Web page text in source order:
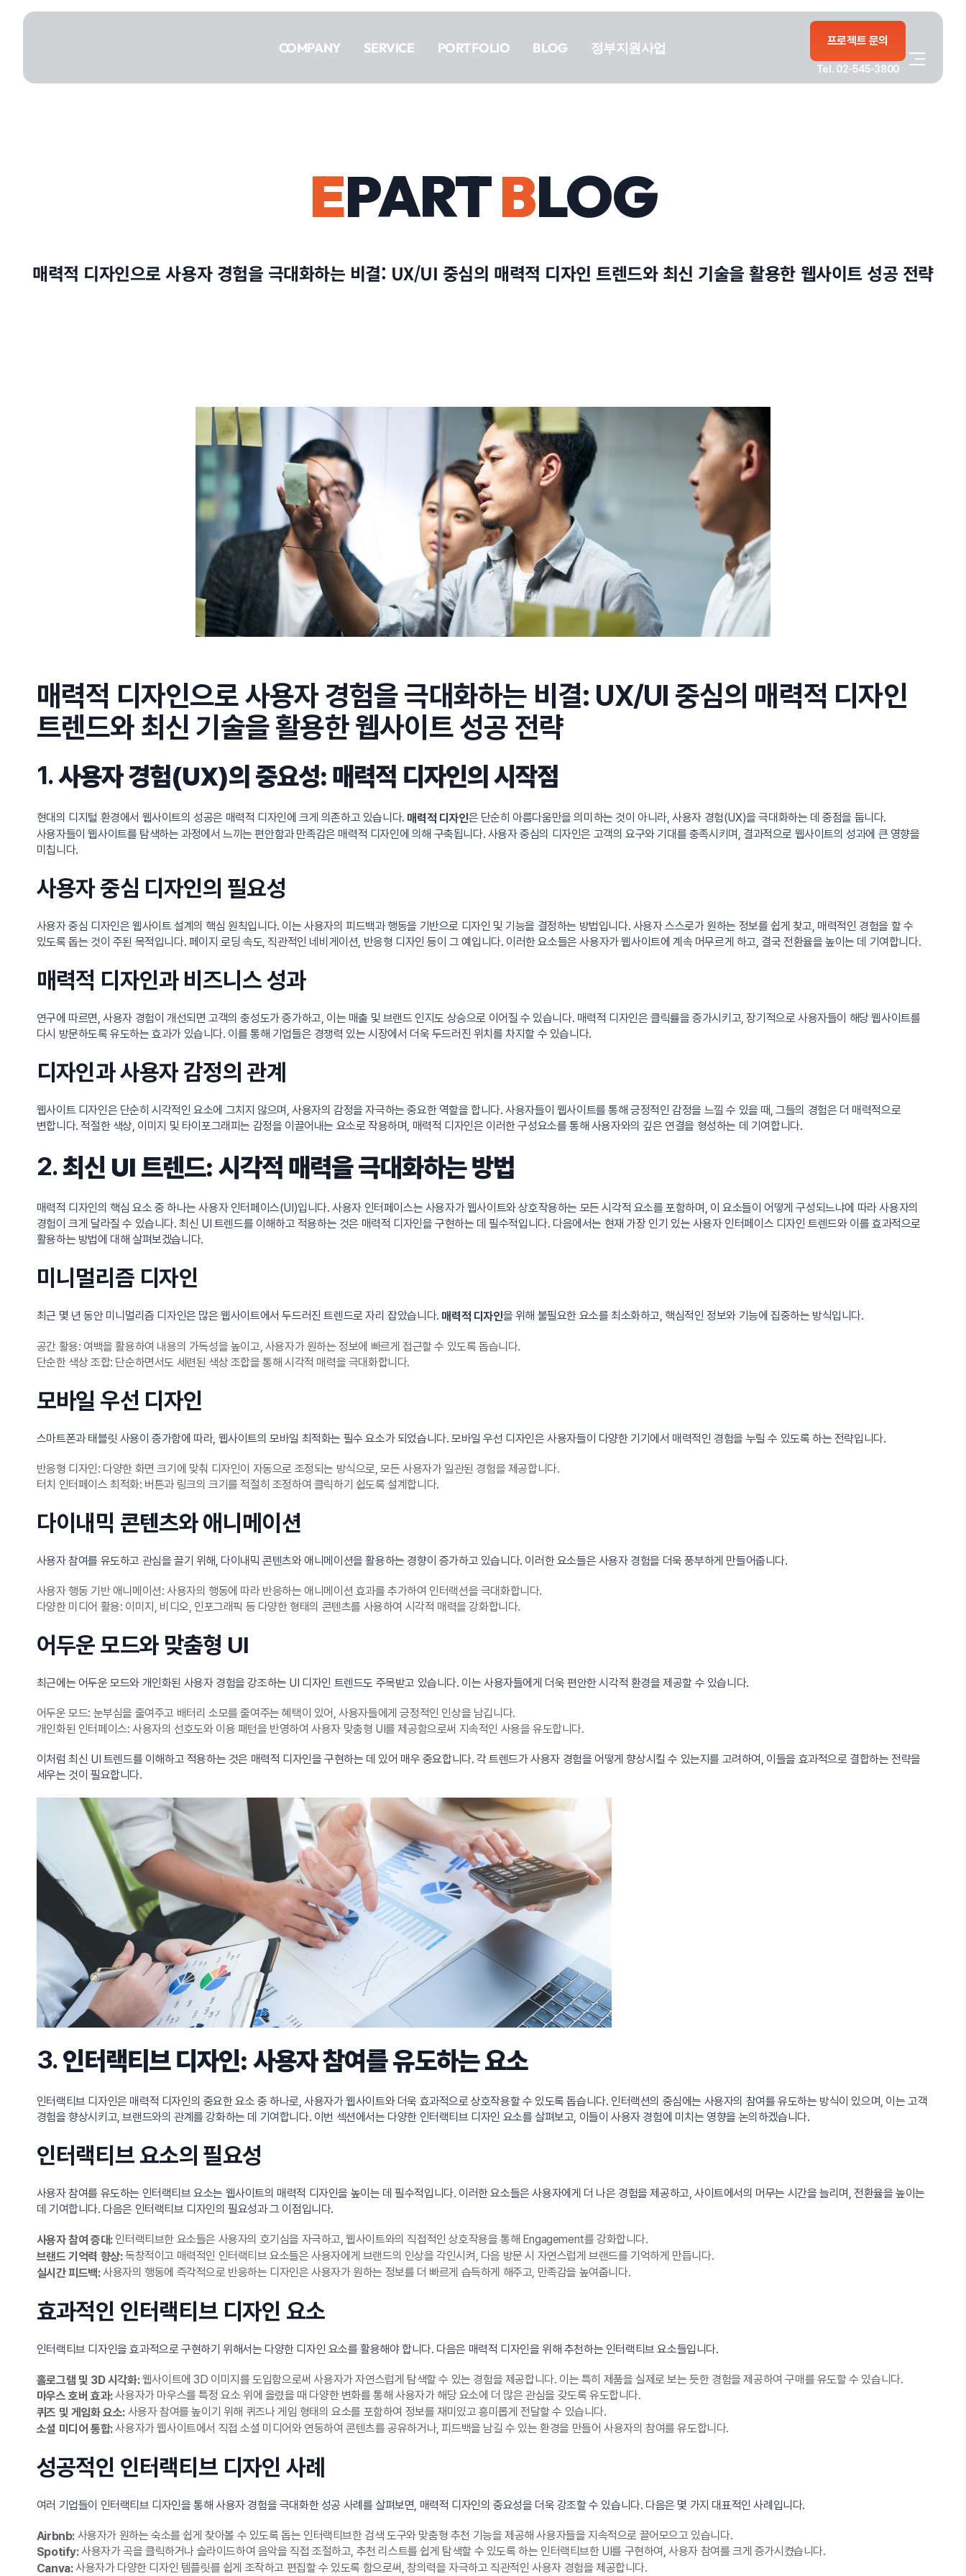
건너뛰기
COMPANY SERVICE PORTFOLIO BLOG 정부지원사업 프로젝트 문의
Tel. 02-545-3800
PORTFOLIO
정부지원사업
EPARTBLOG
매력적 디자인으로 사용자 경험을 극대화하는 비결: UX/UI 중심의 매력적 디자인 트렌드와 최신 기술을 활용한 웹사이트 성공 전략
매력적 디자인으로 사용자 경험을 극대화하는 비결: UX/UI 중심의 매력적 디자인
트렌드와 최신 기술을 활용한 웹사이트 성공 전략
1.사용자 경험(UX)의 중요성: 매력적 디자인의 시작점
현대의 디지털 환경에서 웹사이트의 성공은 매력적 디자인에 크게 의존하고 있습니다. 매력적 디자인은 단순히 아름다움만을 의미하는 것이 아니라, 사용자 경험(UX)을 극대화하는 데 중점을 둡니다.
사용자들이 웹사이트를 탐색하는 과정에서 느끼는 편안함과 만족감은 매력적 디자인에 의해 구축됩니다. 사용자 중심의 디자인은 고객의 요구와 기대를 충족시키며, 결과적으로 웹사이트의 성과에 큰 영향을
미칩니다.
사용자 중심 디자인의 필요성
사용자 중심 디자인은 웹사이트 설계의 핵심 원칙입니다. 이는 사용자의 피드백과 행동을 기반으로 디자인 및 기능을 결정하는 방법입니다. 사용자 스스로가 원하는 정보를 쉽게 찾고, 매력적인 경험을 할 수
있도록 돕는 것이 주된 목적입니다. 페이지 로딩 속도, 직관적인 네비게이션, 반응형 디자인 등이 그 예입니다. 이러한 요소들은 사용자가 웹사이트에 계속 머무르게 하고, 결국 전환율을 높이는 데 기여합니다.
매력적 디자인과 비즈니스 성과
연구에 따르면, 사용자 경험이 개선되면 고객의 충성도가 증가하고, 이는 매출 및 브랜드 인지도 상승으로 이어질 수 있습니다. 매력적 디자인은 클릭률을 증가시키고, 장기적으로 사용자들이 해당 웹사이트를
다시 방문하도록 유도하는 효과가 있습니다. 이를 통해 기업들은 경쟁력 있는 시장에서 더욱 두드러진 위치를 차지할 수 있습니다.
디자인과 사용자 감정의 관계
웹사이트 디자인은 단순히 시각적인 요소에 그치지 않으며, 사용자의 감정을 자극하는 중요한 역할을 합니다. 사용자들이 웹사이트를 통해 긍정적인 감정을 느낄 수 있을 때, 그들의 경험은 더 매력적으로
변합니다. 적절한 색상, 이미지 및 타이포그래피는 감정을 이끌어내는 요소로 작용하며, 매력적 디자인은 이러한 구성요소를 통해 사용자와의 깊은 연결을 형성하는 데 기여합니다.
2.최신 UI 트렌드: 시각적 매력을 극대화하는 방법
매력적 디자인의 핵심 요소 중 하나는 사용자 인터페이스(UI)입니다. 사용자 인터페이스는 사용자가 웹사이트와 상호작용하는 모든 시각적 요소를 포함하며, 이 요소들이 어떻게 구성되느냐에 따라 사용자의
경험이 크게 달라질 수 있습니다. 최신 UI 트렌드를 이해하고 적용하는 것은 매력적 디자인을 구현하는 데 필수적입니다. 다음에서는 현재 가장 인기 있는 사용자 인터페이스 디자인 트렌드와 이를 효과적으로
활용하는 방법에 대해 살펴보겠습니다.
미니멀리즘 디자인
최근 몇 년 동안 미니멀리즘 디자인은 많은 웹사이트에서 두드러진 트렌드로 자리 잡았습니다. 매력적 디자인을 위해 불필요한 요소를 최소화하고, 핵심적인 정보와 기능에 집중하는 방식입니다.
공간 활용: 여백을 활용하여 내용의 가독성을 높이고, 사용자가 원하는 정보에 빠르게 접근할 수 있도록 돕습니다.
단순한 색상 조합: 단순하면서도 세련된 색상 조합을 통해 시각적 매력을 극대화합니다.
모바일 우선 디자인
스마트폰과 태블릿 사용이 증가함에 따라, 웹사이트의 모바일 최적화는 필수 요소가 되었습니다. 모바일 우선 디자인은 사용자들이 다양한 기기에서 매력적인 경험을 누릴 수 있도록 하는 전략입니다.
반응형 디자인: 다양한 화면 크기에 맞춰 디자인이 자동으로 조정되는 방식으로, 모든 사용자가 일관된 경험을 제공합니다.
터치 인터페이스 최적화: 버튼과 링크의 크기를 적절히 조정하여 클릭하기 쉽도록 설계합니다.
다이내믹 콘텐츠와 애니메이션
사용자 참여를 유도하고 관심을 끌기 위해, 다이내믹 콘텐츠와 애니메이션을 활용하는 경향이 증가하고 있습니다. 이러한 요소들은 사용자 경험을 더욱 풍부하게 만들어줍니다.
사용자 행동 기반 애니메이션: 사용자의 행동에 따라 반응하는 애니메이션 효과를 추가하여 인터랙션을 극대화합니다.
다양한 미디어 활용: 이미지, 비디오, 인포그래픽 등 다양한 형태의 콘텐츠를 사용하여 시각적 매력을 강화합니다.
어두운 모드와 맞춤형 UI
최근에는 어두운 모드와 개인화된 사용자 경험을 강조하는 UI 디자인 트렌드도 주목받고 있습니다. 이는 사용자들에게 더욱 편안한 시각적 환경을 제공할 수 있습니다.
어두운 모드: 눈부심을 줄여주고 배터리 소모를 줄여주는 혜택이 있어, 사용자들에게 긍정적인 인상을 남깁니다.
개인화된 인터페이스: 사용자의 선호도와 이용 패턴을 반영하여 사용자 맞춤형 UI를 제공함으로써 지속적인 사용을 유도합니다.
이처럼 최신 UI 트렌드를 이해하고 적용하는 것은 매력적 디자인을 구현하는 데 있어 매우 중요합니다. 각 트렌드가 사용자 경험을 어떻게 향상시킬 수 있는지를 고려하여, 이들을 효과적으로 결합하는 전략을
세우는 것이 필요합니다.
3.인터랙티브 디자인: 사용자 참여를 유도하는 요소
인터랙티브 디자인은 매력적 디자인의 중요한 요소 중 하나로, 사용자가 웹사이트와 더욱 효과적으로 상호작용할 수 있도록 돕습니다. 인터랙션의 중심에는 사용자의 참여를 유도하는 방식이 있으며, 이는 고객
경험을 향상시키고, 브랜드와의 관계를 강화하는 데 기여합니다. 이번 섹션에서는 다양한 인터랙티브 디자인 요소를 살펴보고, 이들이 사용자 경험에 미치는 영향을 논의하겠습니다.
인터랙티브 요소의 필요성
사용자 참여를 유도하는 인터랙티브 요소는 웹사이트의 매력적 디자인을 높이는 데 필수적입니다. 이러한 요소들은 사용자에게 더 나은 경험을 제공하고, 사이트에서의 머무는 시간을 늘리며, 전환율을 높이는
데 기여합니다. 다음은 인터랙티브 디자인의 필요성과 그 이점입니다.
사용자 참여 증대:인터랙티브한 요소들은 사용자의 호기심을 자극하고, 웹사이트와의 직접적인 상호작용을 통해 Engagement를 강화합니다.
브랜드 기억력 향상:독창적이고 매력적인 인터랙티브 요소들은 사용자에게 브랜드의 인상을 각인시켜, 다음 방문 시 자연스럽게 브랜드를 기억하게 만듭니다.
실시간 피드백:사용자의 행동에 즉각적으로 반응하는 디자인은 사용자가 원하는 정보를 더 빠르게 습득하게 해주고, 만족감을 높여줍니다.
효과적인 인터랙티브 디자인 요소
인터랙티브 디자인을 효과적으로 구현하기 위해서는 다양한 디자인 요소를 활용해야 합니다. 다음은 매력적 디자인을 위해 추천하는 인터랙티브 요소들입니다.
홀로그램 및 3D 시각화:웹사이트에 3D 이미지를 도입함으로써 사용자가 자연스럽게 탐색할 수 있는 경험을 제공합니다. 이는 특히 제품을 실제로 보는 듯한 경험을 제공하여 구매를 유도할 수 있습니다.
마우스 호버 효과:사용자가 마우스를 특정 요소 위에 올렸을 때 다양한 변화를 통해 사용자가 해당 요소에 더 많은 관심을 갖도록 유도합니다.
퀴즈 및 게임화 요소:사용자 참여를 높이기 위해 퀴즈나 게임 형태의 요소를 포함하여 정보를 재미있고 흥미롭게 전달할 수 있습니다.
소셜 미디어 통합:사용자가 웹사이트에서 직접 소셜 미디어와 연동하여 콘텐츠를 공유하거나, 피드백을 남길 수 있는 환경을 만들어 사용자의 참여를 유도합니다.
성공적인 인터랙티브 디자인 사례
여러 기업들이 인터랙티브 디자인을 통해 사용자 경험을 극대화한 성공 사례를 살펴보면, 매력적 디자인의 중요성을 더욱 강조할 수 있습니다. 다음은 몇 가지 대표적인 사례입니다.
Airbnb:사용자가 원하는 숙소를 쉽게 찾아볼 수 있도록 돕는 인터랙티브한 검색 도구와 맞춤형 추천 기능을 제공해 사용자들을 지속적으로 끌어모으고 있습니다.
Spotify:사용자가 곡을 클릭하거나 슬라이드하여 음악을 직접 조절하고, 추천 리스트를 쉽게 탐색할 수 있도록 하는 인터랙티브한 UI를 구현하여, 사용자 참여를 크게 증가시켰습니다.
Canva:사용자가 다양한 디자인 템플릿를 쉽게 조작하고 편집할 수 있도록 함으로써, 창의력을 자극하고 직관적인 사용자 경험을 제공합니다.